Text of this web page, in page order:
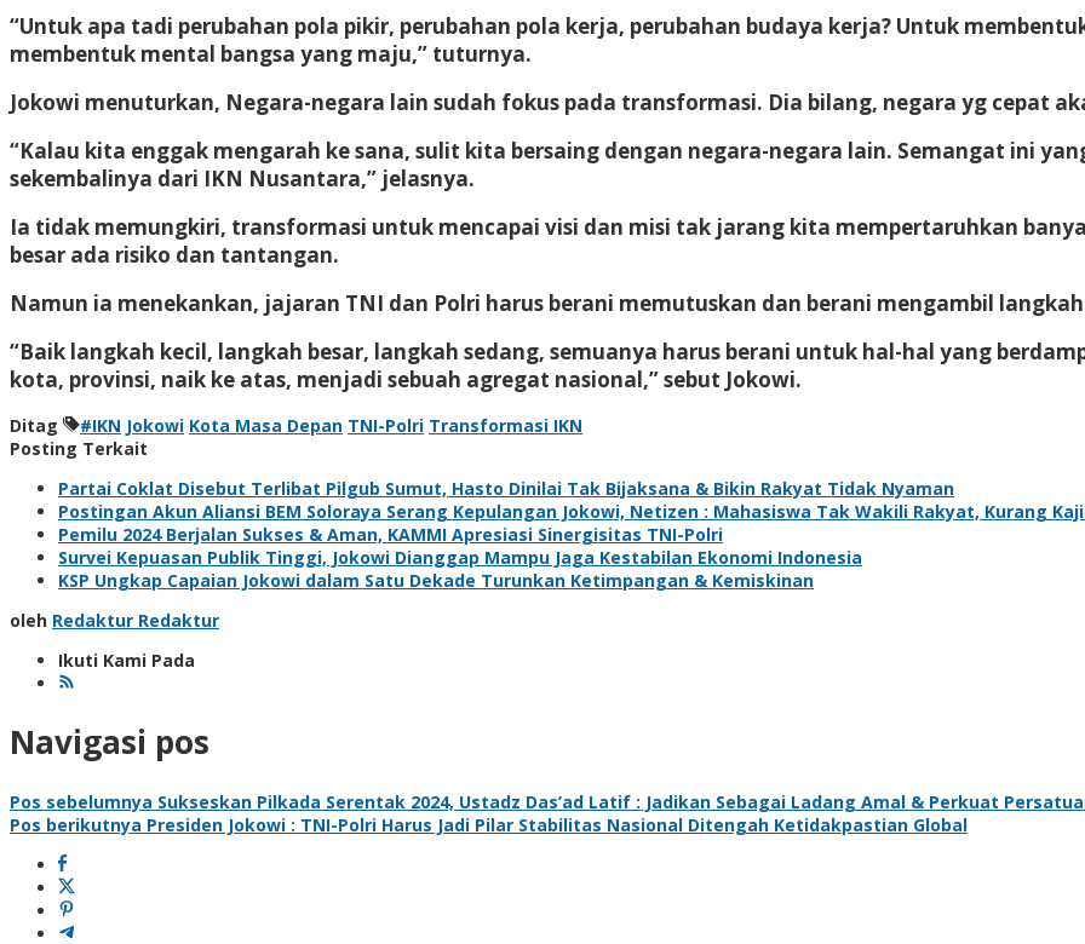
“Untuk apa tadi perubahan pola pikir, perubahan pola kerja, perubahan budaya kerja? Untuk
membentuk mental bangsa yang maju,” tuturnya.
Jokowi menuturkan, Negara-negara lain sudah fokus pada transformasi. Dia bilang, negara yg cepat
“Kalau kita enggak mengarah ke sana, sulit kita bersaing dengan negara-negara lain. Semangat ini
sekembalinya dari IKN Nusantara,” jelasnya.
Ia tidak memungkiri, transformasi untuk mencapai visi dan misi tak jarang kita mempertaruhkan
besar ada risiko dan tantangan.
Namun ia menekankan, jajaran TNI dan Polri harus berani memutuskan dan berani mengambil
“Baik langkah kecil, langkah besar, langkah sedang, semuanya harus berani untuk hal-hal yang
kota, provinsi, naik ke atas, menjadi sebuah agregat nasional,” sebut Jokowi.
Ditag #IKN Jokowi Kota Masa Depan TNI-Polri Transformasi IKN
Posting Terkait
Partai Coklat Disebut Terlibat Pilgub Sumut, Hasto Dinilai Tak Bijaksana & Bikin Rakyat Tidak Nyaman
Postingan Akun Aliansi BEM Soloraya Serang Kepulangan Jokowi, Netizen : Mahasiswa Tak Wakili Rakyat, Kurang
Pemilu 2024 Berjalan Sukses & Aman, KAMMI Apresiasi Sinergisitas TNI-Polri
Survei Kepuasan Publik Tinggi, Jokowi Dianggap Mampu Jaga Kestabilan Ekonomi Indonesia
KSP Ungkap Capaian Jokowi dalam Satu Dekade Turunkan Ketimpangan & Kemiskinan
oleh Redaktur Redaktur
Ikuti Kami Pada
Navigasi pos
Pos sebelumnya Sukseskan Pilkada Serentak 2024, Ustadz Das’ad Latif : Jadikan Sebagai Ladang Amal & Perkuat
Pos berikutnya Presiden Jokowi : TNI-Polri Harus Jadi Pilar Stabilitas Nasional Ditengah Ketidakpastian Global